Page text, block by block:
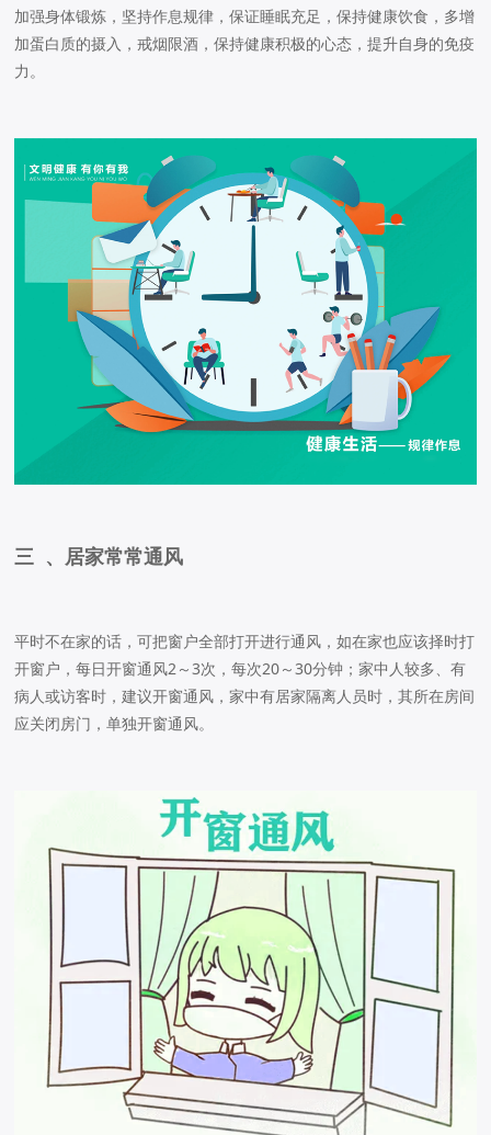
加强身体锻炼，坚持作息规律，保证睡眠充足，保持健康饮食，多增
加蛋白质的摄入，戒烟限酒，保持健康积极的心态，提升自身的免疫
力。
三 、居家常常通风
平时不在家的话，可把窗户全部打开进行通风，如在家也应该择时打
开窗户，每日开窗通风2～3次，每次20～30分钟；家中人较多、有
病人或访客时，建议开窗通风，家中有居家隔离人员时，其所在房间
应关闭房门，单独开窗通风。